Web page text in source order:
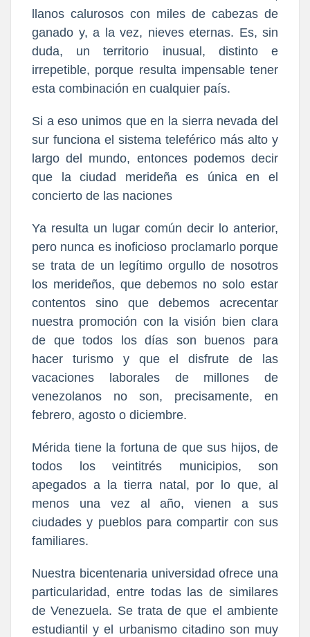
llanos calurosos con miles de cabezas de
ganado y, a la vez, nieves eternas. Es, sin
duda, un territorio inusual, distinto e
irrepetible, porque resulta impensable tener
esta combinación en cualquier país.
Si a eso unimos que en la sierra nevada del
sur funciona el sistema teleférico más alto y
largo del mundo, entonces podemos decir
que la ciudad merideña es única en el
concierto de las naciones
Ya resulta un lugar común decir lo anterior,
pero nunca es inoficioso proclamarlo porque
se trata de un legítimo orgullo de nosotros
los merideños, que debemos no solo estar
contentos sino que debemos acrecentar
nuestra promoción con la visión bien clara
de que todos los días son buenos para
hacer turismo y que el disfrute de las
vacaciones laborales de millones de
venezolanos no son, precisamente, en
febrero, agosto o diciembre.
Mérida tiene la fortuna de que sus hijos, de
todos los veintitrés municipios, son
apegados a la tierra natal, por lo que, al
menos una vez al año, vienen a sus
ciudades y pueblos para compartir con sus
familiares.
Nuestra bicentenaria universidad ofrece una
particularidad, entre todas las de similares
de Venezuela. Se trata de que el ambiente
estudiantil y el urbanismo citadino son muy